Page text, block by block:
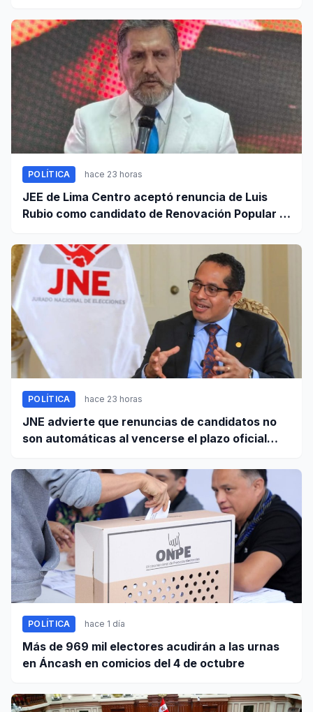
POLÍTICA hace 23 horas
JEE de Lima Centro aceptó renuncia de Luis
Rubio como candidato de Renovación Popular a
POLÍTICA hace 23 horas
JNE advierte que renuncias de candidatos no
son automáticas al vencerse el plazo oficial
POLÍTICA hace 1 día
Más de 969 mil electores acudirán a las urnas
en Áncash en comicios del 4 de octubre